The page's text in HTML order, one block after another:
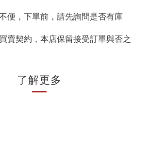
便，下單前，請先詢問是否有庫
賣契約，本店保留接受訂單與否之
了解更多